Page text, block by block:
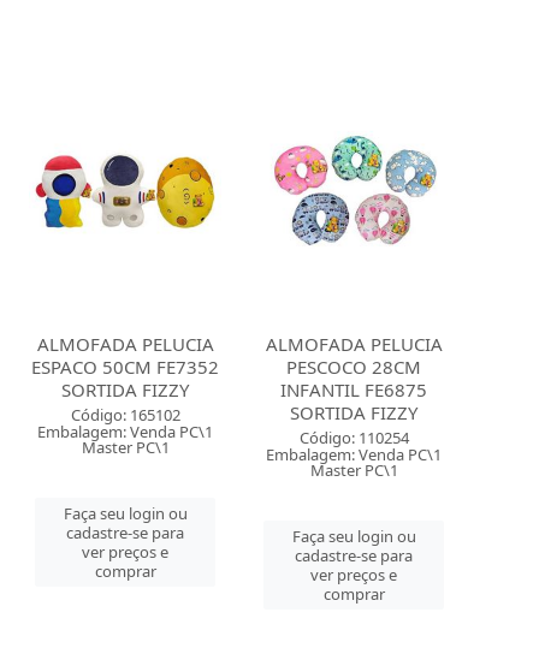
ALMOFADA PELUCIA
ESPACO 50CM FE7352
SORTIDA FIZZY
Código: 165102
Embalagem: Venda PC\1
Master PC\1
Faça seu login ou
cadastre-se para
ver preços e
comprar
ALMOFADA PELUCIA
PESCOCO 28CM
INFANTIL FE6875
SORTIDA FIZZY
Código: 110254
Embalagem: Venda PC\1
Master PC\1
Faça seu login ou
cadastre-se para
ver preços e
comprar